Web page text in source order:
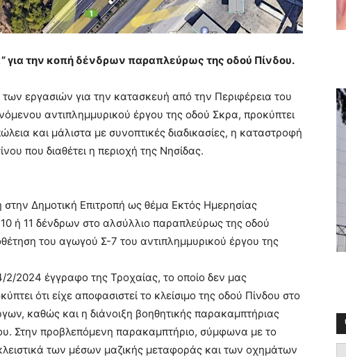
για την κοπή δένδρων παραπλεύρως της οδού Πίνδου.
εργασιών για την κατασκευή από την Περιφέρεια του
αντιπλημμυρικού έργου της οδού Σκρα, προκύπτει
και μάλιστα με συνοπτικές διαδικασίες, η καταστροφή
που διαθέτει η περιοχή της Νησίδας.
Δημοτική Επιτροπή ως θέμα Εκτός Ημερησίας
ή 11 δένδρων στο αλσύλλιο παραπλεύρως της οδού
του αγωγού Σ-7 του αντιπλημμυρικού έργου της
2024 έγγραφο της Τροχαίας, το οποίο δεν μας
ότι είχε αποφασιστεί το κλείσιμο της οδού Πίνδου στο
καθώς και η διάνοιξη βοηθητικής παρακαμπτήριας
Στην προβλεπόμενη παρακαμπτήριο, σύμφωνα με το
των μέσων μαζικής μεταφοράς και των οχημάτων